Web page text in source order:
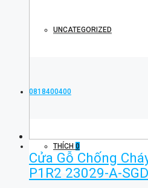
UNCATEGORIZED
0818400400
THÍCH 0
Cửa Gỗ Chống
P1R2 23029-A-SGD